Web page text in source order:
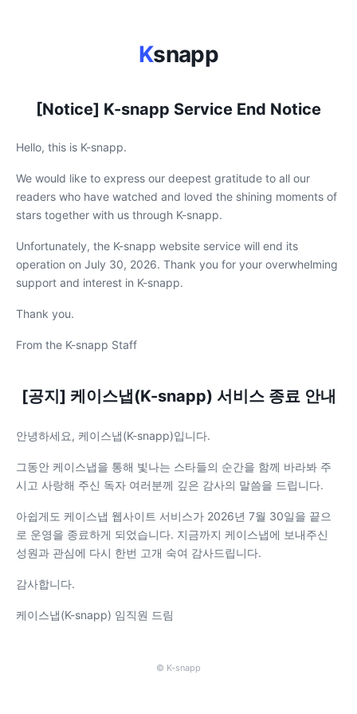
Ksnapp
[Notice] K-snapp Service End Notice
Hello, this is K-snapp.
We would like to express our deepest gratitude to all our
readers who have watched and loved the shining moments of
stars together with us through K-snapp.
Unfortunately, the K-snapp website service will end its
operation on July 30, 2026. Thank you for your overwhelming
support and interest in K-snapp.
Thank you.
From the K-snapp Staff
[공지] 케이스냅(K-snapp) 서비스 종료 안내
안녕하세요, 케이스냅(K-snapp)입니다.
그동안 케이스냅을 통해 빛나는 스타들의 순간을 함께 바라봐 주
시고 사랑해 주신 독자 여러분께 깊은 감사의 말씀을 드립니다.
아쉽게도 케이스냅 웹사이트 서비스가 2026년 7월 30일을 끝으
로 운영을 종료하게 되었습니다. 지금까지 케이스냅에 보내주신
성원과 관심에 다시 한번 고개 숙여 감사드립니다.
감사합니다.
케이스냅(K-snapp) 임직원 드림
© K-snapp